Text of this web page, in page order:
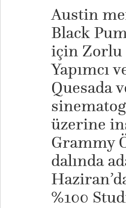
Austin
Black
için Zorlu
Yapımcı
Quesada
üzerine
Grammy
dalında
%100